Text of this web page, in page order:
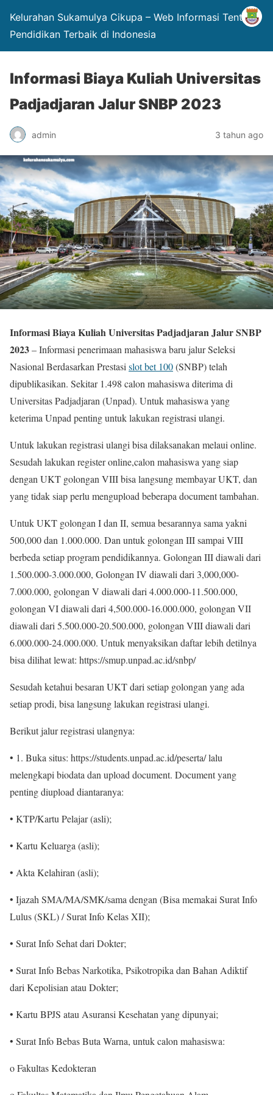
Kelurahan Sukamulya Cikupa – Web Informasi Tentang
Pendidikan Terbaik di Indonesia
Informasi Biaya Kuliah Universitas
Padjadjaran Jalur SNBP 2023
admin 3 tahun ago
Informasi Biaya Kuliah Universitas Padjadjaran Jalur SNBP
2023– Informasi penerimaan mahasiswa baru jalur Seleksi
Nasional Berdasarkan Prestasislot bet 100(SNBP) telah
dipublikasikan. Sekitar 1.498 calon mahasiswa diterima di
Universitas Padjadjaran (Unpad). Untuk mahasiswa yang
keterima Unpad penting untuk lakukan registrasi ulangi.
Untuk lakukan registrasi ulangi bisa dilaksanakan melaui online.
Sesudah lakukan register online,calon mahasiswa yang siap
dengan UKT golongan VIII bisa langsung membayar UKT, dan
yang tidak siap perlu mengupload beberapa document tambahan.
Untuk UKT golongan I dan II, semua besarannya sama yakni
500,000 dan 1.000.000. Dan untuk golongan III sampai VIII
berbeda setiap program pendidikannya. Golongan III diawali dari
1.500.000-3.000.000, Golongan IV diawali dari 3,000,000-
7.000.000, golongan V diawali dari 4.000.000-11.500.000,
golongan VI diawali dari 4,500.000-16.000.000, golongan VII
diawali dari 5.500.000-20.500.000, golongan VIII diawali dari
6.000.000-24.000.000. Untuk menyaksikan daftar lebih detilnya
bisa dilihat lewat: https://smup.unpad.ac.id/snbp/
Sesudah ketahui besaran UKT dari setiap golongan yang ada
setiap prodi, bisa langsung lakukan registrasi ulangi.
Berikut jalur registrasi ulangnya:
• 1. Buka situs: https://students.unpad.ac.id/peserta/ lalu
melengkapi biodata dan upload document. Document yang
penting diupload diantaranya:
• KTP/Kartu Pelajar (asli);
• Kartu Keluarga (asli);
• Akta Kelahiran (asli);
• Ijazah SMA/MA/SMK/sama dengan (Bisa memakai Surat Info
Lulus (SKL) / Surat Info Kelas XII);
• Surat Info Sehat dari Dokter;
• Surat Info Bebas Narkotika, Psikotropika dan Bahan Adiktif
dari Kepolisian atau Dokter;
• Kartu BPJS atau Asuransi Kesehatan yang dipunyai;
• Surat Info Bebas Buta Warna, untuk calon mahasiswa:
o Fakultas Kedokteran